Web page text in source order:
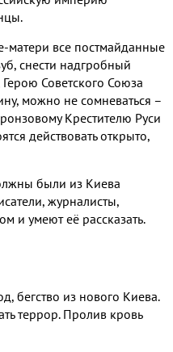
матери все постмайданные
снести надгробный
Советского Союза
можно не сомневаться –
Крестителю Руси
действовать открыто,
были из Киева
журналисты,
и умеют её рассказать.
бегство из нового Киева.
террор. Пролив кровь